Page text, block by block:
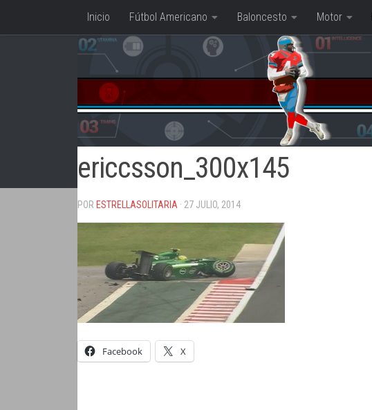
Saltar al contenido
Inicio Fútbol Americano Baloncesto Motor
ericcsson_300x145
POR ESTRELLASOLITARIA · 27 JULIO, 2014
Facebook X